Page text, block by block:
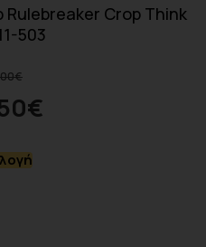
Rulebreaker Crop Think
503
€
€